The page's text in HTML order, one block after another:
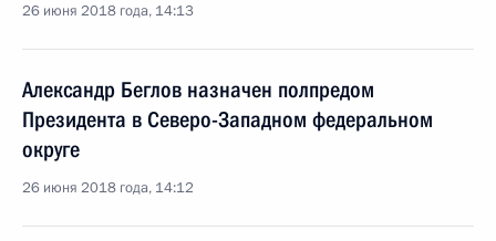
26 июня 2018 года, 14:13
Александр Беглов назначен полпредом
Президента в Северо-Западном федеральном
округе
26 июня 2018 года, 14:12